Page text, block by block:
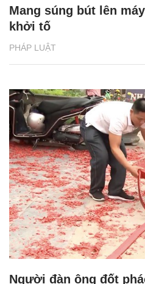
PHÁP LUẬT
Mang súng bút lên
khởi tố
Người đàn ông đốt